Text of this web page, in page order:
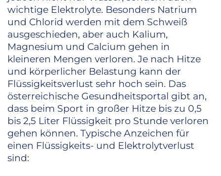
wichtige Elektrolyte. Besonders Natrium
und Chlorid werden mit dem Schweiß
ausgeschieden, aber auch Kalium,
Magnesium und Calcium gehen in
kleineren Mengen verloren. Je nach Hitze
und körperlicher Belastung kann der
Flüssigkeitsverlust sehr hoch sein. Das
österreichische Gesundheitsportal gibt an,
dass beim Sport in großer Hitze bis zu 0,5
bis 2,5 Liter Flüssigkeit pro Stunde verloren
gehen können. Typische Anzeichen für
einen Flüssigkeits- und Elektrolytverlust
sind: